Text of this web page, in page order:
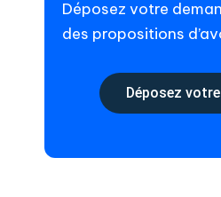
Déposez votre
des propositions
Déposez